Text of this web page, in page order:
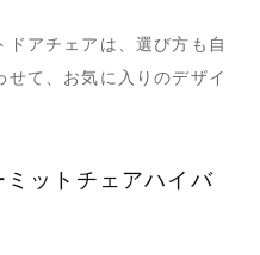
アチェアは、選び方も自
て、お気に入りのデザイ
ットチェアハイバ